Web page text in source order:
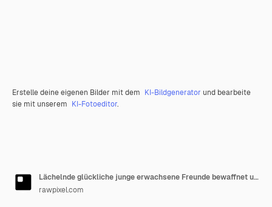
Erstelle deine eigenen Bilder mit dem KI-Bildgenerator und bearbeite
sie mit unserem KI-Fotoeditor.
Lächelnde glückliche junge erwachsene Freunde bewaffnet um Freundschaft der Schulter draußen
rawpixel.com